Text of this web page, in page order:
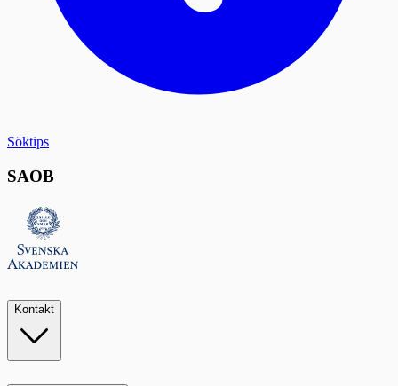
Söktips
SAOB
Kontakt